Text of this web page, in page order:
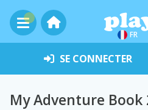
FR
SE CONNECTER
My Adventure Book